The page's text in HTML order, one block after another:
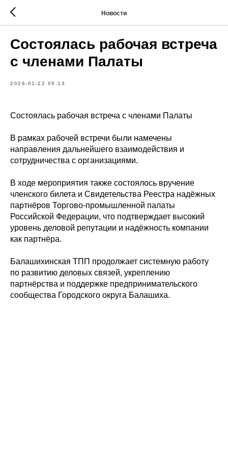
Новости
Состоялась рабочая встреча
с членами Палаты
2026-01-22 09:13
Состоялась рабочая встреча с членами Палаты
В рамках рабочей встречи были намечены
направления дальнейшего взаимодействия и
сотрудничества с организациями.
В ходе мероприятия также состоялось вручение
членского билета и Свидетельства Реестра надёжных
партнёров Торгово-промышленной палаты
Российской Федерации, что подтверждает высокий
уровень деловой репутации и надёжность компании
как партнёра.
Балашихинская ТПП продолжает системную работу
по развитию деловых связей, укреплению
партнёрства и поддержке предпринимательского
сообщества Городского округа Балашиха.